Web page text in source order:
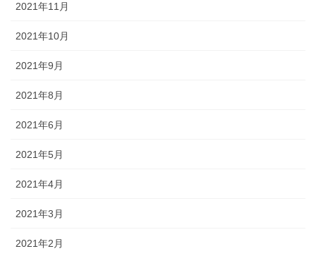
2021年11月
2021年10月
2021年9月
2021年8月
2021年6月
2021年5月
2021年4月
2021年3月
2021年2月